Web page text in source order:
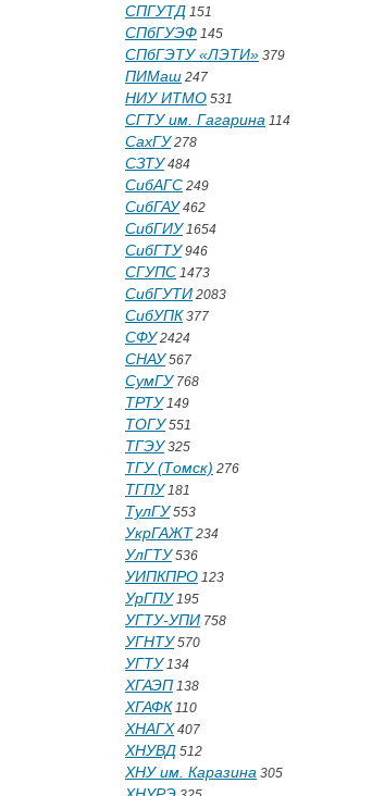
СПГУТД 151
СПбГУЭФ 145
СПбГЭТУ «ЛЭТИ» 379
ПИМаш 247
НИУ ИТМО 531
СГТУ им. Гагарина 114
СахГУ278
СЗТУ484
СибАГС 249
СибГАУ462
СибГИУ1654
СибГТУ946
СГУПС 1473
СибГУТИ 2083
СибУПК 377
СФУ2424
СНАУ567
СумГУ768
ТРТУ149
ТОГУ551
ТГЭУ325
ТГУ (Томск) 276
ТГПУ181
ТулГУ553
УкрГАЖТ 234
УлГТУ536
УИПКПРО 123
УрГПУ195
УГТУ-УПИ 758
УГНТУ570
УГТУ134
ХГАЭП 138
ХГАФК 110
ХНАГХ 407
ХНУВД 512
ХНУ им. Каразина 305